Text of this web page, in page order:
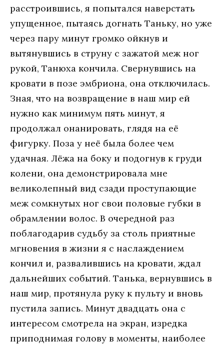
расстроившись, я попытался наверстать
упущенное, пытаясь догнать Таньку, но уже
через пару минут громко ойкнув и
вытянувшись в струну с зажатой меж ног
рукой, Танюха кончила. Свернувшись на
кровати в позе эмбриона, она отключилась.
Зная, что на возвращение в наш мир ей
нужно как минимум пять минут, я
продолжал онанировать, глядя на её
фигурку. Поза у неё была более чем
удачная. Лёжа на боку и подогнув к груди
колени, она демонстрировала мне
великолепный вид сзади проступающие
меж сомкнутых ног свои половые губки в
обрамлении волос. В очередной раз
поблагодарив судьбу за столь приятные
мгновения в жизни я с наслаждением
кончил и, развалившись на кровати, ждал
дальнейших событий. Танька, вернувшись в
наш мир, протянула руку к пульту и вновь
пустила запись. Минут двадцать она с
интересом смотрела на экран, изредка
приподнимая голову в моменты, наиболее